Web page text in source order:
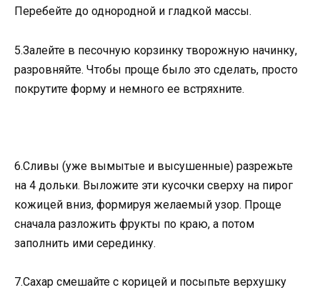
Перебейте до однородной и гладкой массы.
5.Залейте в песочную корзинку творожную начинку,
разровняйте. Чтобы проще было это сделать, просто
покрутите форму и немного ее встряхните.
6.Сливы (уже вымытые и высушенные) разрежьте
на 4 дольки. Выложите эти кусочки сверху на пирог
кожицей вниз, формируя желаемый узор. Проще
сначала разложить фрукты по краю, а потом
заполнить ими серединку.
7.Сахар смешайте с корицей и посыпьте верхушку